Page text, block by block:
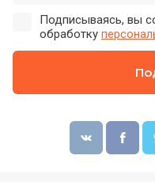
Подписываясь, вы
обработку